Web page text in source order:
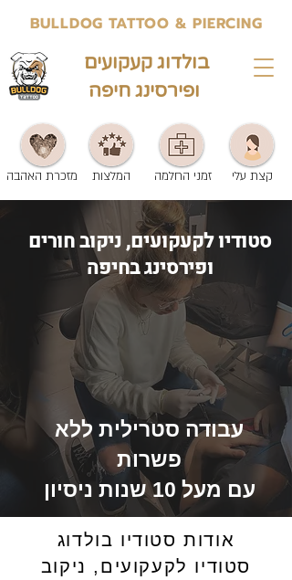
BULLDOG TATTOO & PIERCING
בולדוג קעקועים
מזכרת האהבה זמני החלמה המלצות קצת עלי
סטודיו לקעקועים, ניקוב חורים
ופירסינג בחיפה
עבודה סטרילית ללא
פשרות
עם מעל 10 שנות ניסיון
אודות סטודיו בולדוג
סטודיו לקעקועים, ניקוב